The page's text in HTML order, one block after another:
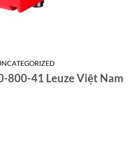
800-41 Leuze Việt Nam